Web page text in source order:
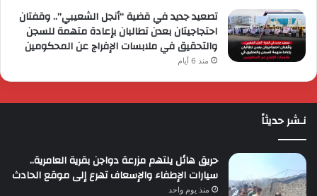
تصعيد جديد في قضية “أنجل الشعيبي”.. وقفتان
احتجاجيتان بعدن تطالبان بإعادة متهمة للسجن
والتحقيق في ملابسات الإفراج عن المحكومين
منذ 6 أيام
نـشر حديثاً
حريق هائل يلتهم مزرعة دواجن بقرية العامرية..
سيارات الإطفاء والإسعاف تهرع إلى موقع الحادث
منذ يوم واحد